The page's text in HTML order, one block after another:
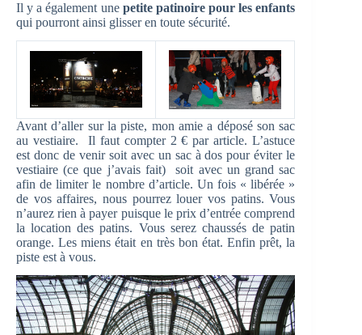
Il y a également une petite patinoire pour les enfants
qui pourront ainsi glisser en toute sécurité.
Avant d’aller sur la piste, mon amie a déposé son sac
au vestiaire. Il faut compter 2 € par article. L’astuce
est donc de venir soit avec un sac à dos pour éviter le
vestiaire (ce que j’avais fait) soit avec un grand sac
afin de limiter le nombre d’article. Un fois « libérée »
de vos affaires, nous pourrez louer vos patins. Vous
n’aurez rien à payer puisque le prix d’entrée comprend
la location des patins. Vous serez chaussés de patin
orange. Les miens était en très bon état. Enfin prêt, la
piste est à vous.